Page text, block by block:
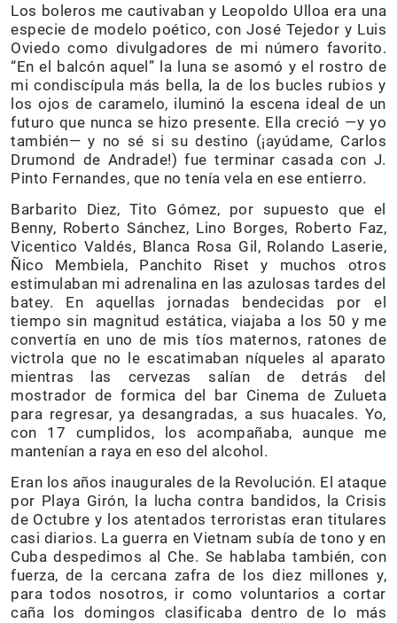
Los boleros me cautivaban y Leopoldo Ulloa era una
especie de modelo poético, con José Tejedor y Luis
Oviedo como divulgadores de mi número favorito.
“En el balcón aquel” la luna se asomó y el rostro de
mi condiscípula más bella, la de los bucles rubios y
los ojos de caramelo, iluminó la escena ideal de un
futuro que nunca se hizo presente. Ella creció —y yo
también— y no sé si su destino (¡ayúdame, Carlos
Drumond de Andrade!) fue terminar casada con J.
Pinto Fernandes, que no tenía vela en ese entierro.
Barbarito Diez, Tito Gómez, por supuesto que el
Benny, Roberto Sánchez, Lino Borges, Roberto Faz,
Vicentico Valdés, Blanca Rosa Gil, Rolando Laserie,
Ñico Membiela, Panchito Riset y muchos otros
estimulaban mi adrenalina en las azulosas tardes del
batey. En aquellas jornadas bendecidas por el
tiempo sin magnitud estática, viajaba a los 50 y me
convertía en uno de mis tíos maternos, ratones de
victrola que no le escatimaban níqueles al aparato
mientras las cervezas salían de detrás del
mostrador de formica del bar Cinema de Zulueta
para regresar, ya desangradas, a sus huacales. Yo,
con 17 cumplidos, los acompañaba, aunque me
mantenían a raya en eso del alcohol.
Eran los años inaugurales de la Revolución. El ataque
por Playa Girón, la lucha contra bandidos, la Crisis
de Octubre y los atentados terroristas eran titulares
casi diarios. La guerra en Vietnam subía de tono y en
Cuba despedimos al Che. Se hablaba también, con
fuerza, de la cercana zafra de los diez millones y,
para todos nosotros, ir como voluntarios a cortar
caña los domingos clasificaba dentro de lo más